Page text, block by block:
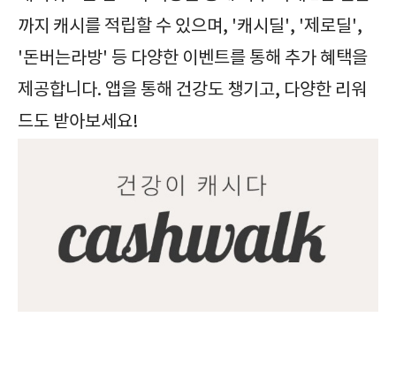
까지 캐시를 적립할 수 있으며, '캐시딜', '제로딜',
'돈버는라방' 등 다양한 이벤트를 통해 추가 혜택을
제공합니다. 앱을 통해 건강도 챙기고, 다양한 리워
드도 받아보세요!